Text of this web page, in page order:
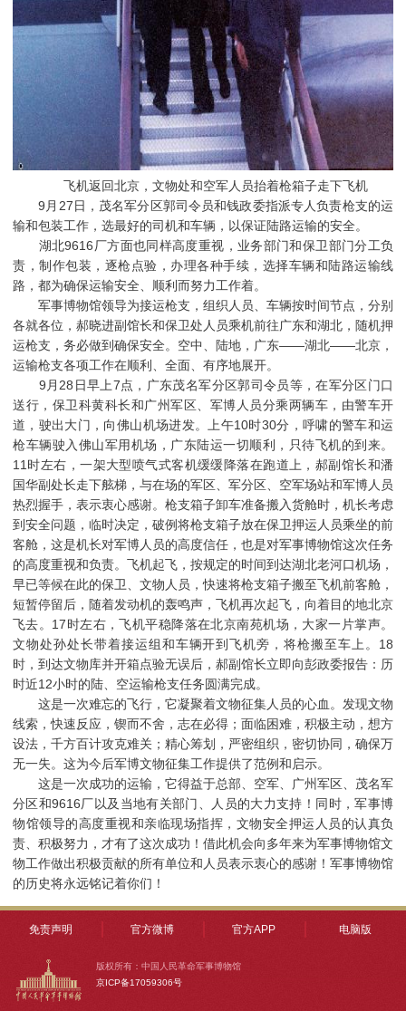
飞机返回北京，文物处和空军人员抬着枪箱子走下飞机
9月27日，茂名军分区郭司令员和钱政委指派专人负责枪支的运
输和包装工作，选最好的司机和车辆，以保证陆路运输的安全。
湖北9616厂方面也同样高度重视，业务部门和保卫部门分工负
责，制作包装，逐枪点验，办理各种手续，选择车辆和陆路运输线
路，都为确保运输安全、顺利而努力工作着。
军事博物馆领导为接运枪支，组织人员、车辆按时间节点，分别
各就各位，郝晓进副馆长和保卫处人员乘机前往广东和湖北，随机押
运枪支，务必做到确保安全。空中、陆地，广东——湖北——北京，
运输枪支各项工作在顺利、全面、有序地展开。
9月28日早上7点，广东茂名军分区郭司令员等，在军分区门口
送行，保卫科黄科长和广州军区、军博人员分乘两辆车，由警车开
道，驶出大门，向佛山机场进发。上午10时30分，呼啸的警车和运
枪车辆驶入佛山军用机场，广东陆运一切顺利，只待飞机的到来。
11时左右，一架大型喷气式客机缓缓降落在跑道上，郝副馆长和潘
国华副处长走下舷梯，与在场的军区、军分区、空军场站和军博人员
热烈握手，表示衷心感谢。枪支箱子卸车准备搬入货舱时，机长考虑
到安全问题，临时决定，破例将枪支箱子放在保卫押运人员乘坐的前
客舱，这是机长对军博人员的高度信任，也是对军事博物馆这次任务
的高度重视和负责。飞机起飞，按规定的时间到达湖北老河口机场，
早已等候在此的保卫、文物人员，快速将枪支箱子搬至飞机前客舱，
短暂停留后，随着发动机的轰鸣声，飞机再次起飞，向着目的地北京
飞去。17时左右，飞机平稳降落在北京南苑机场，大家一片掌声。
文物处孙处长带着接运组和车辆开到飞机旁，将枪搬至车上。18
时，到达文物库并开箱点验无误后，郝副馆长立即向彭政委报告：历
时近12小时的陆、空运输枪支任务圆满完成。
这是一次难忘的飞行，它凝聚着文物征集人员的心血。发现文物
线索，快速反应，锲而不舍，志在必得；面临困难，积极主动，想方
设法，千方百计攻克难关；精心筹划，严密组织，密切协同，确保万
无一失。这为今后军博文物征集工作提供了范例和启示。
这是一次成功的运输，它得益于总部、空军、广州军区、茂名军
分区和9616厂以及当地有关部门、人员的大力支持！同时，军事博
物馆领导的高度重视和亲临现场指挥，文物安全押运人员的认真负
责、积极努力，才有了这次成功！借此机会向多年来为军事博物馆文
物工作做出积极贡献的所有单位和人员表示衷心的感谢！军事博物馆
的历史将永远铭记着你们！
免责声明 官方微博 官方APP 电脑版
版权所有：中国人民革命军事博物馆
京ICP备17059306号